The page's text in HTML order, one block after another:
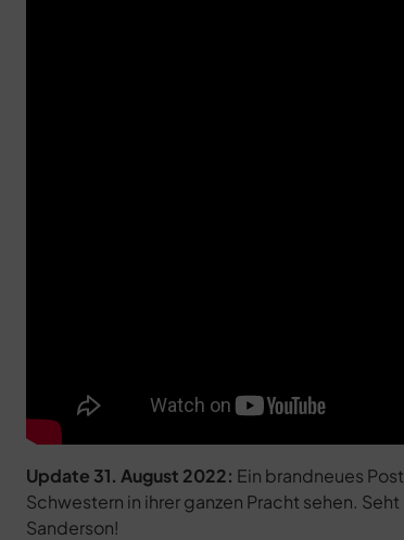
Update 31. August 2022: Ein brandneues
Schwestern in ihrer ganzen Pracht sehen.
Sanderson!